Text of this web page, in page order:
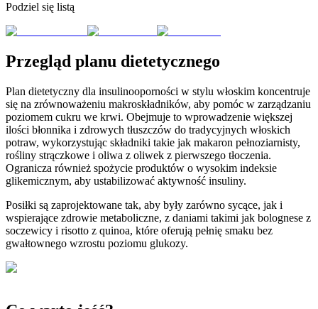
Podziel się listą
Przegląd planu dietetycznego
Plan dietetyczny dla insulinooporności w stylu włoskim koncentruje
się na zrównoważeniu makroskładników, aby pomóc w zarządzaniu
poziomem cukru we krwi. Obejmuje to wprowadzenie większej
ilości błonnika i zdrowych tłuszczów do tradycyjnych włoskich
potraw, wykorzystując składniki takie jak makaron pełnoziarnisty,
rośliny strączkowe i oliwa z oliwek z pierwszego tłoczenia.
Ogranicza również spożycie produktów o wysokim indeksie
glikemicznym, aby ustabilizować aktywność insuliny.
Posiłki są zaprojektowane tak, aby były zarówno sycące, jak i
wspierające zdrowie metaboliczne, z daniami takimi jak bolognese z
soczewicy i risotto z quinoa, które oferują pełnię smaku bez
gwałtownego wzrostu poziomu glukozy.